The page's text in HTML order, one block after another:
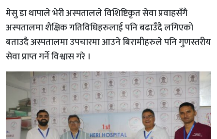
मेसु डा थापाले भेरी अस्पतालले विशिष्टिकृत सेवा प्रवाहसँगै
अस्पतालमा शैक्षिक गतिविधिहरुलाई पनि बढाउँदै लगिएको
बताउदै अस्पतालमा उपचारमा आउने बिरामीहरुले पनि गुणस्तरीय
सेवा प्राप्त गर्ने विश्वास गरे ।